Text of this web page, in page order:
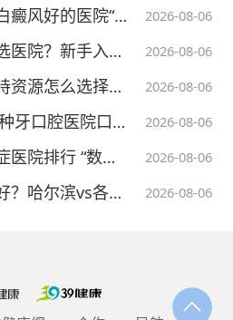
2026-08-06
专看白癜风的医院-成都博润白癜风医院
2026-08-06
新手入门必看指南
2026-08-06
：服务内容与匹配原则
2026-08-06
医院口碑排名盘点
2026-08-06
北区多动症专科就诊渠道整理
2026-08-06
vs各地市对比分析